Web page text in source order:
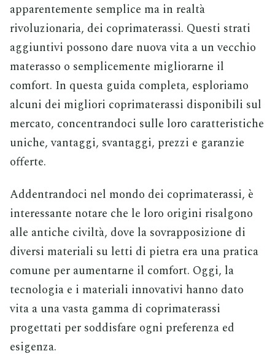
apparentemente semplice ma in realtà
rivoluzionaria, dei coprimaterassi. Questi strati
aggiuntivi possono dare nuova vita a un vecchio
materasso o semplicemente migliorarne il
comfort. In questa guida completa, esploriamo
alcuni dei migliori coprimaterassi disponibili sul
mercato, concentrandoci sulle loro caratteristiche
uniche, vantaggi, svantaggi, prezzi e garanzie
offerte.
Addentrandoci nel mondo dei coprimaterassi, è
interessante notare che le loro origini risalgono
alle antiche civiltà, dove la sovrapposizione di
diversi materiali su letti di pietra era una pratica
comune per aumentarne il comfort. Oggi, la
tecnologia e i materiali innovativi hanno dato
vita a una vasta gamma di coprimaterassi
progettati per soddisfare ogni preferenza ed
esigenza.